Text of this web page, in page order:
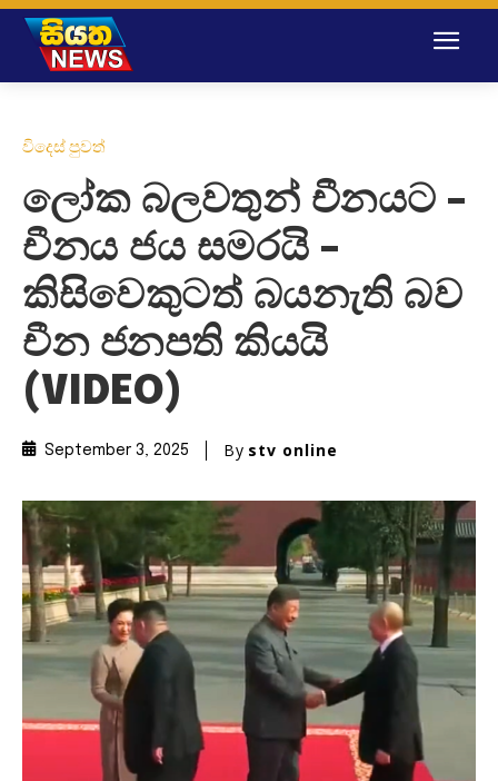
විදෙස් පුවත්
ලෝක බලවතුන් චීනයට –
චීනය ජය සමරයි –
කිසිවෙකුටත් බයනැති බව
චීන ජනපති කියයි
(VIDEO)
September 3, 2025 By stv online